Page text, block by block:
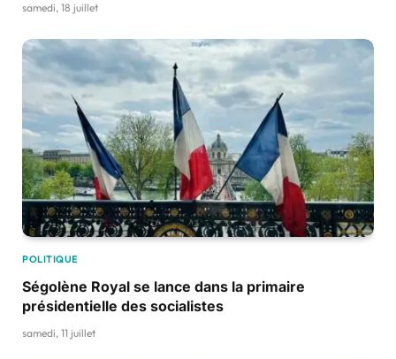
samedi, 18 juillet
POLITIQUE
Ségolène Royal se lance dans la primaire
présidentielle des socialistes
samedi, 11 juillet